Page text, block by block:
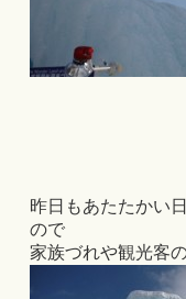
昨日もあたたかい
ので
家族づれや観光客